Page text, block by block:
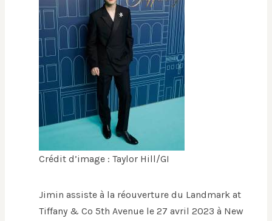
Crédit d’image : Taylor Hill/GI
Jimin assiste à la réouverture du Landmark at
Tiffany & Co 5th Avenue le 27 avril 2023 à New